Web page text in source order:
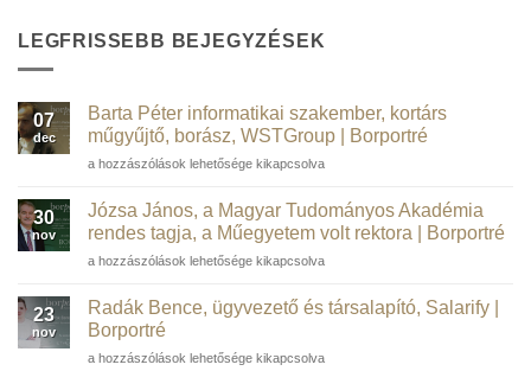
LEGFRISSEBB BEJEGYZÉSEK
07
dec
Barta Péter informatikai szakember, kortárs
műgyűjtő, borász, WSTGroup | Borportré
Barta
informatikai
szakember,
műgyűjtő,
WSTGroup |
Borportré
a hozzászólások lehetősége kikapcsolva
30
nov
Józsa János, a Magyar Tudományos Akadémia
rendes tagja, a Műegyetem volt rektora | Borportré
Józsa
a
Magyar
Tudományos
Akadémia
a hozzászólások lehetősége kikapcsolva
23
nov
Radák Bence, ügyvezető és társalapító, Salarify |
Borportré
Radák
a hozzászólások lehetősége kikapcsolva